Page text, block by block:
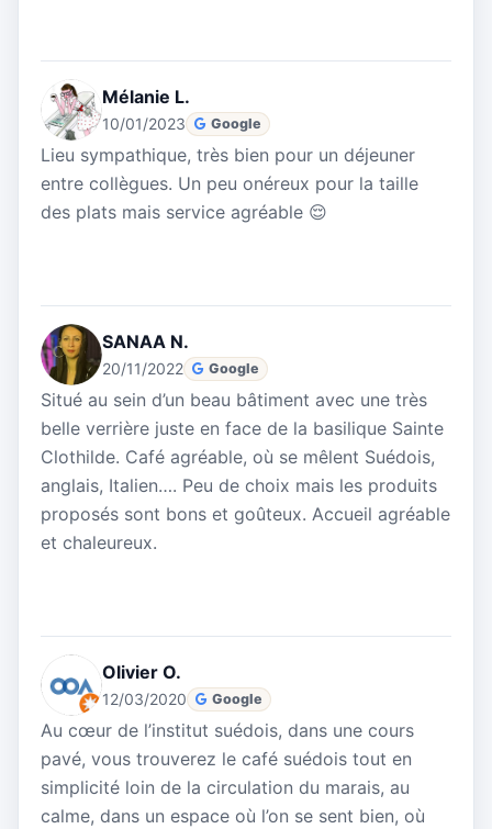
Mélanie L.
10/01/2023 Google
Lieu sympathique, très bien pour un déjeuner
entre collègues. Un peu onéreux pour la taille
des plats mais service agréable 😌
SANAA N.
20/11/2022 Google
Situé au sein d’un beau bâtiment avec une très
belle verrière juste en face de la basilique Sainte
Clothilde. Café agréable, où se mêlent Suédois,
anglais, Italien…. Peu de choix mais les produits
proposés sont bons et goûteux. Accueil agréable
et chaleureux.
Olivier O.
12/03/2020 Google
Au cœur de l’institut suédois, dans une cours
pavé, vous trouverez le café suédois tout en
simplicité loin de la circulation du marais, au
calme, dans un espace où l’on se sent bien, où